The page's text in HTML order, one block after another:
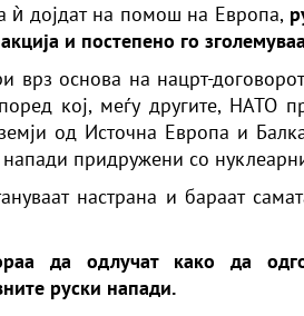
дојдат на помош на Европа,
и постепено го
врз основа на нацрт-
кој, меѓу другите, НАТО
од Источна Европа и
придружени со
настрана и бараат
да одлучат како да
руски напади.